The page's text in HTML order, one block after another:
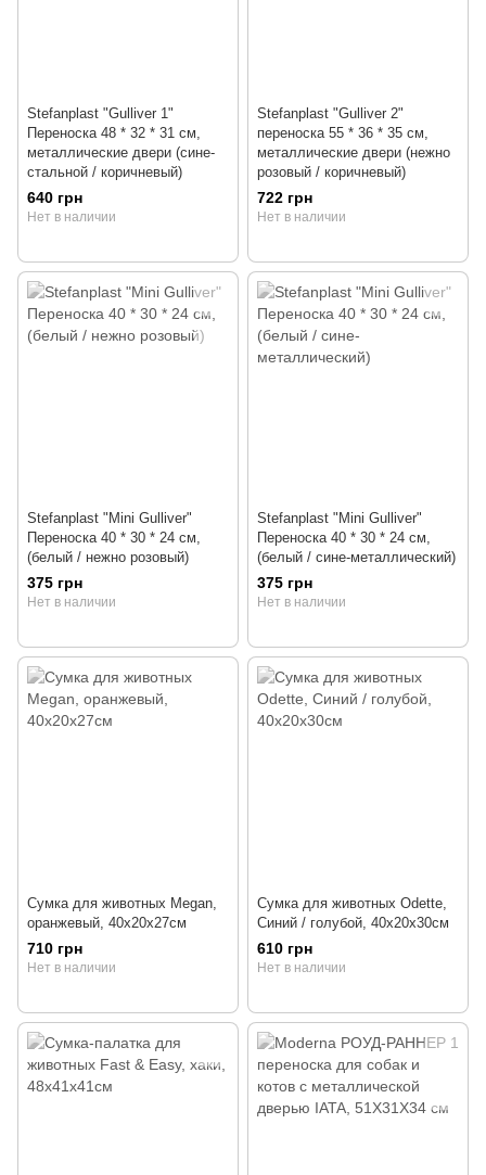
Stefanplast "Gulliver 1"
Переноска 48 * 32 * 31 см,
металлические двери (сине-
стальной / коричневый)
640 грн
Нет в наличии
Stefanplast "Gulliver 2"
переноска 55 * 36 * 35 см,
металлические двери (нежно
розовый / коричневый)
722 грн
Нет в наличии
Stefanplast "Mini Gulliver"
Переноска 40 * 30 * 24 см,
(белый / нежно розовый)
375 грн
Нет в наличии
Stefanplast "Mini Gulliver"
Переноска 40 * 30 * 24 см,
(белый / сине-металлический)
375 грн
Нет в наличии
Сумка для животных Megan,
оранжевый, 40х20х27см
710 грн
Нет в наличии
Сумка для животных Odette,
Синий / голубой, 40х20х30см
610 грн
Нет в наличии